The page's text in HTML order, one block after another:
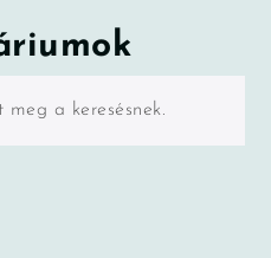
a keresésnek.